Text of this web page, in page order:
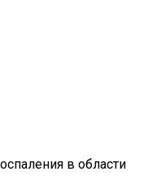
в области